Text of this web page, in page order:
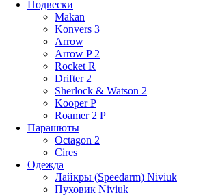
Подвески
Makan
Konvers 3
Arrow
Arrow P 2
Rocket R
Drifter 2
Sherlock & Watson 2
Kooper P
Roamer 2 P
Парашюты
Octagon 2
Cires
Одежда
Лайкры (Speedarm) Niviuk
Пуховик Niviuk